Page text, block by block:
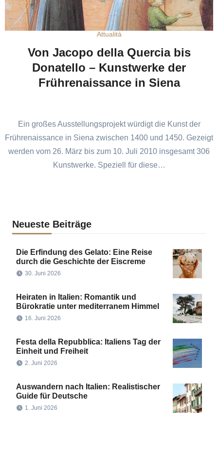
Attualità
Von Jacopo della Quercia bis
Donatello – Kunstwerke der
Frührenaissance in Siena
Ein großes Ausstellungsprojekt würdigt die Kunst der
Frührenaissance in Siena zwischen 1400 und 1450. Gezeigt
werden vom 26. März bis zum 10. Juli 2010 insgesamt 306
Kunstwerke. Speziell für diese…
Neueste Beiträge
Die Erfindung des Gelato: Eine Reise
durch die Geschichte der Eiscreme
30. Juni 2026
Heiraten in Italien: Romantik und
Bürokratie unter mediterranem Himmel
16. Juni 2026
Festa della Repubblica: Italiens Tag der
Einheit und Freiheit
2. Juni 2026
Auswandern nach Italien: Realistischer
Guide für Deutsche
1. Juni 2026